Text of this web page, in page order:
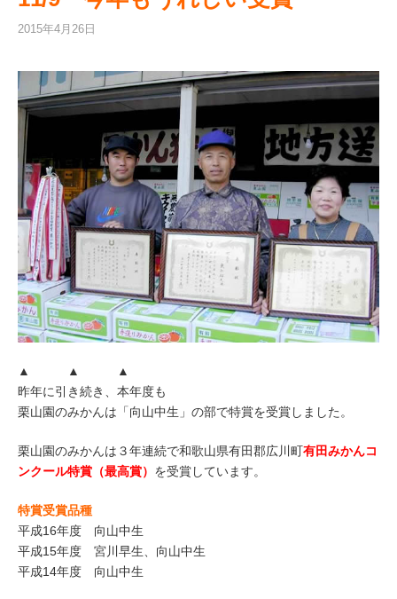
2015年4月26日
▲ ▲ ▲
昨年に引き続き、本年度も
栗山園のみかんは「向山中生」の部で特賞を受賞しました。
栗山園のみかんは３年連続で和歌山県有田郡広川町有田みかんコ
ンクール特賞（最高賞） を受賞しています。
特賞受賞品種
平成16年度 向山中生
平成15年度 宮川早生、向山中生
平成14年度 向山中生